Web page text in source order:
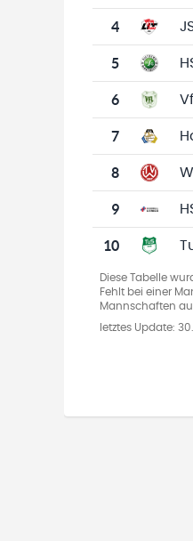
4
5
6
7
8
9
10
Diese Tabelle
Fehlt bei einer
Mannschaften
letztes Update: